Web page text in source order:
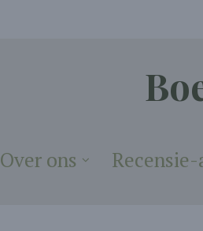
Over ons